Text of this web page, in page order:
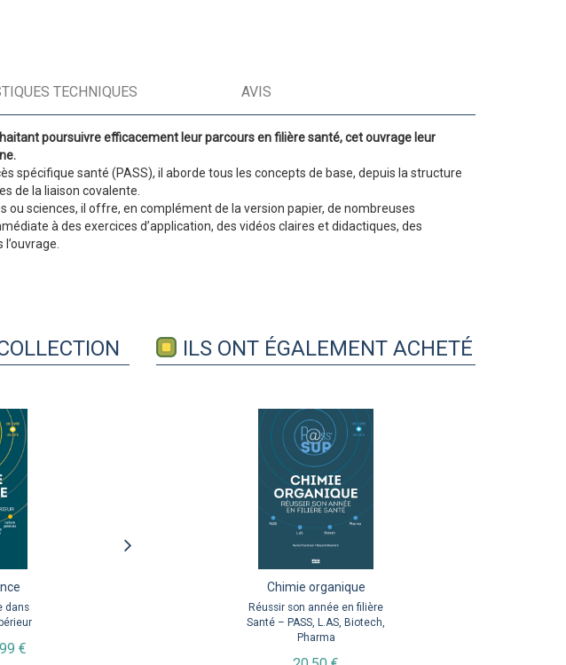
TECHNIQUES AVIS
poursuivre efficacement leur parcours en filière santé, cet ouvrage leur
spécifique santé (PASS), il aborde tous les concepts de base, depuis la structure
de la liaison covalente.
sciences, il offre, en complément de la version papier, de nombreuses
à des exercices d’application, des vidéos claires et didactiques, des
Traduire l'anglais (sans
Google trad)
Version et thème
journalistique et littéraire
dans
€
Chimie organique
Réussir son année en filière
Santé – PASS, L.AS, Biotech,
Pharma
ILS ONT ÉGALEMENT ACHETÉ
en filière
Biotech,
Chimie organique
Réussir son année en filière
Santé – PASS, L.AS, Biotech,
Pharma